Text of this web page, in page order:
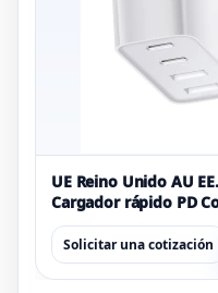
UE Reino Unido AU
Cargador rápido PD
Air
Solicitar una cotización